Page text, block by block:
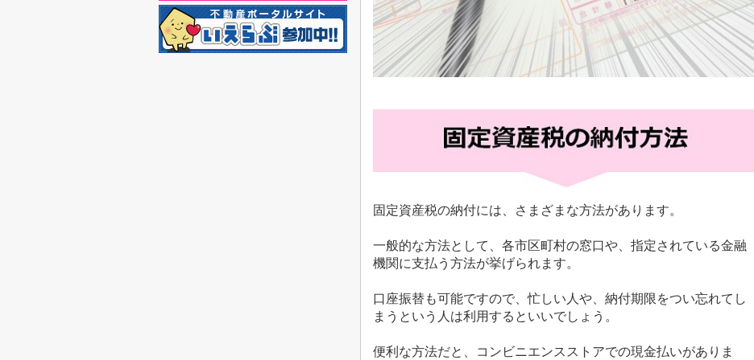
固定資産税の納付には、さまざまな方法があります。
一般的な方法として、各市区町村の窓口や、指定されている金融
機関に支払う方法が挙げられます。
口座振替も可能ですので、忙しい人や、納付期限をつい忘れてし
まうという人は利用するといいでしょう。
便利な方法だと、コンビニエンスストアでの現金払いがありま